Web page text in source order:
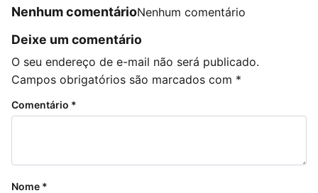
Nenhum comentárioNenhum comentário
Deixe um comentário
O seu endereço de e-mail não será publicado.
Campos obrigatórios são marcados com *
Comentário *
Nome *